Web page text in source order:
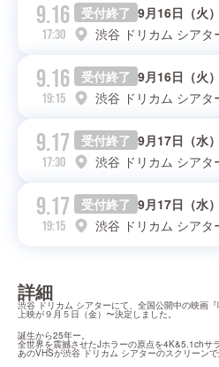
9.16
17:30
受付終了
渋谷 ドリカム シアタ
9.16
19:15
受付終了
渋谷 ドリカム シアタ
9.17
17:30
受付終了
渋谷 ドリカム シアタ
9.17
19:15
受付終了
渋谷 ドリカム シアタ
詳細
渋谷 ドリカム シアターにて、全国公開中の映画
上映が９月５日（金）〜決定しました。
誕生から25年ー。
全世界を震撼させたJホラーの原点を4K&5.1chサラ
あのVHSが渋谷 ドリカム シアターのスクリーンで